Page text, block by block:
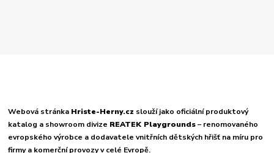
Webová stránka Hriste-Herny.cz slouží jako oficiální produktový
katalog a showroom divize REATEK Playgrounds– renomovaného
evropského výrobce a dodavatele vnitřních dětských hřišť na míru pro
firmy a komerční provozy v celé Evropě.